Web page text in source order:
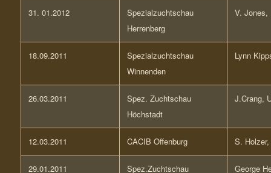
31. 01.2012
Spezialzuchtschau
Herrenberg
V. Jones,
18.09.2011
Spezialzuchtschau
Winnenden
Lynn
26.03.2011
Spez. Zuchtschau
Höchstadt
J.Crang,
12.03.2011 CACIB Offenburg S.
29.01.2011
Spez.Zuchtschau
George